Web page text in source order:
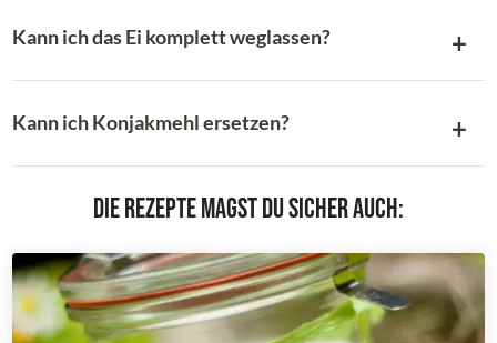
Kann ich das Ei komplett weglassen?
Kann ich Konjakmehl ersetzen?
Die Rezepte magst du sicher auch: